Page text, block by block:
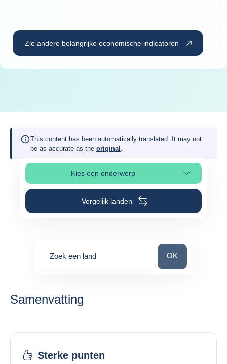
Zie andere belangrijke economische indicatoren
This content has been automatically translated. It may not
be as accurate as the original .
Kies een onderwerp
Selecteer paginasectie
Vergelijk landen
Zoek een land Zoek een land
OK
Samenvatting
Sterke punten